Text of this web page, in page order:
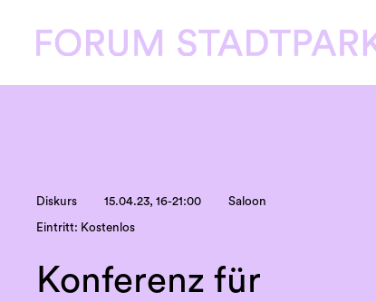
Diskurs 15.04.23, 16-21:00 Saloon
Eintritt: Kostenlos
Konferenz für